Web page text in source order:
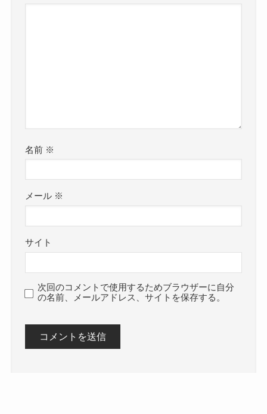
名前 ※
メール ※
サイト
次回のコメントで使用するためブラウザーに自分
の名前、メールアドレス、サイトを保存する。